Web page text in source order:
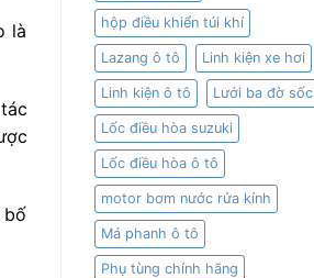
là
bố
hộp điều khiển túi khí
Lazang ô tô Linh kiện xe hơi
Linh kiện ô tô Lưới ba đờ sốc
Lốc điều hòa suzuki
Lốc điều hòa ô tô
motor bơm nước rửa kính
Má phanh ô tô
Phụ tùng chính hãng